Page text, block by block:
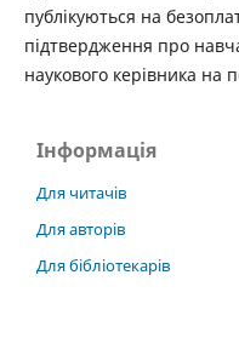
публікуються на
підтвердження про
наукового керівника на
Інформація
Для читачів
Для авторів
Для бібліотекарів